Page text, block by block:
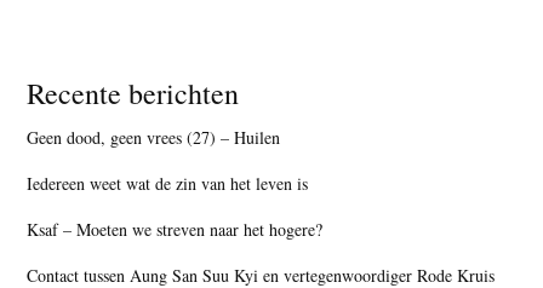
Recente berichten
Geen dood, geen vrees (27) – Huilen
Iedereen weet wat de zin van het leven is
Ksaf – Moeten we streven naar het hogere?
Contact tussen Aung San Suu Kyi en vertegenwoordiger Rode Kruis